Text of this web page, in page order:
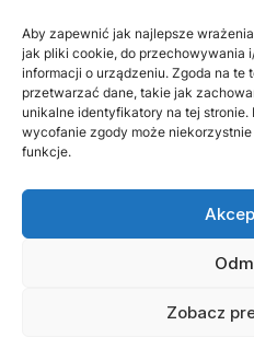
Aby zapewnić jak najlepsze
jak pliki cookie, do przechowywania
informacji o urządzeniu. Zgoda na te
przetwarzać dane, takie jak
unikalne identyfikatory na tej
wycofanie zgody może
funkcje.
Zobacz
KRS0001215994
NIP5492488380
REGON543667703
Nr konta bankowego